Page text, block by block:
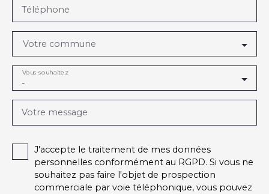
Téléphone
Votre commune
-
Vous souhaitez
Votre message
J'accepte le traitement de mes données
personnelles conformément au RGPD. Si vous ne
souhaitez pas faire l'objet de prospection
commerciale par voie téléphonique, vous pouvez